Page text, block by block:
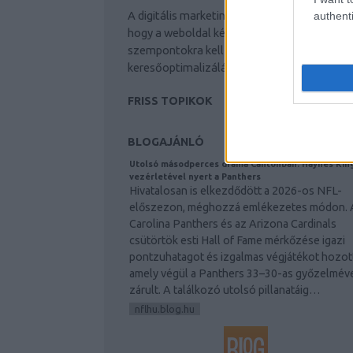
készítmények a fiatalos
Látogassa meg a
A digitális marketing trendjei
hogy a weboldal készítés során milyen
szempontokra kell figyelni: keresőmarketing,
keresőoptimalizálás, online marketing.
FRISS TOPIKOK
BLOGAJÁNLÓ
Utolsó másodperces dráma Cantonban: Haynes
vezérletével nyert a Panthers
Hivatalosan is elkezdődött a 2026-os NFL-
előszezon, méghozzá emlékezetes módon.
Carolina Panthers és az Arizona Cardinals
csütörtök esti Hall of Fame mérkőzése igazi
pontzuhatagot és izgalmas végjátékot
amely végül a Panthers 33–30-as
zárult. A találkozó utolsó pillanatáig…
nflhu.blog.hu